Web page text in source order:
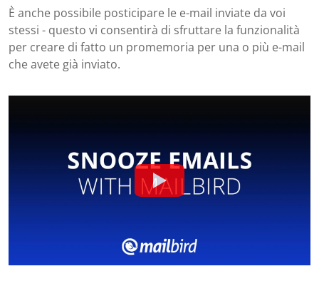
È anche possibile posticipare le e-mail inviate da voi
stessi - questo vi consentirà di sfruttare la funzionalità
per creare di fatto un promemoria per una o più e-mail
che avete già inviato.